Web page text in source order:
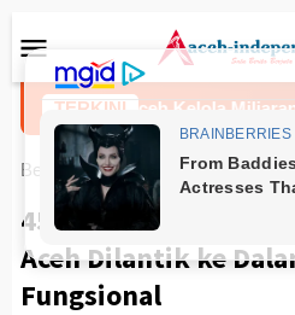
ke
kontenMobile
TERKINIAceh Kelola Miliaran
Beranda PEMERINTAHAN
45 Pejabat di
Aceh Dilantik ke
Fungsional